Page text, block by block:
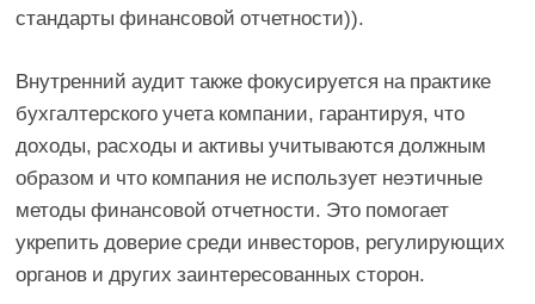
стандарты финансовой отчетности)).
Внутренний аудит также фокусируется на практике
бухгалтерского учета компании, гарантируя, что
доходы, расходы и активы учитываются должным
образом и что компания не использует неэтичные
методы финансовой отчетности. Это помогает
укрепить доверие среди инвесторов, регулирующих
органов и других заинтересованных сторон.